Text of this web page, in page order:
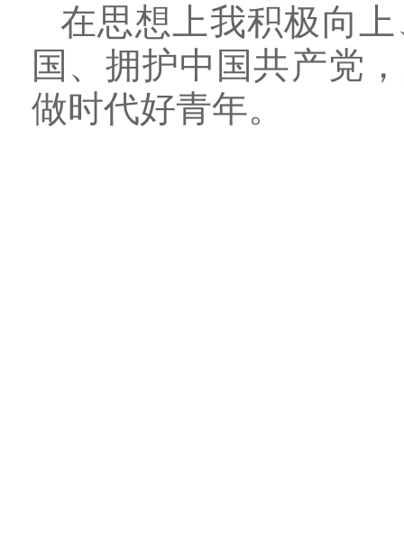
在思想上我积极向
国、拥护中国共产党
做时代好青年。